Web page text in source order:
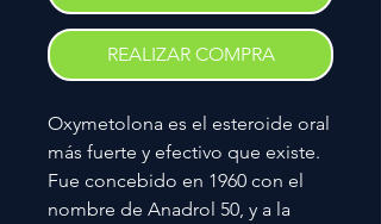
REALIZAR COMPRA
Oxymetolona es el esteroide oral
más fuerte y efectivo que existe.
Fue concebido en 1960 con el
nombre de Anadrol 50, y a la